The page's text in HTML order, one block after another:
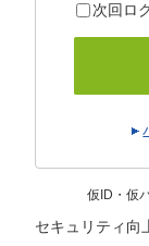
次回ロ
仮ID・仮
セキュリティ向